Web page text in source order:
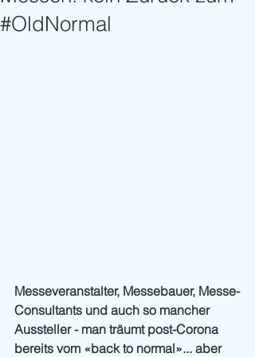
#OldNormal
Messeveranstalter, Messebauer, Messe-
Consultants und auch so mancher
Aussteller - man träumt post-Corona
bereits vom «back to normal»... aber